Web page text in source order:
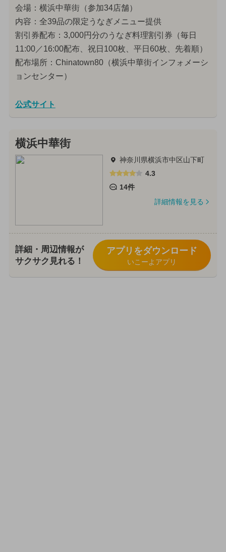
会場：横浜中華街（参加34店舗）
内容：全39品の限定うなぎメニュー提供
割引券配布：3,000円分のうなぎ料理割引券（毎日
11:00／16:00配布、祝日100枚、平日60枚、先着順）
配布場所：Chinatown80（横浜中華街インフォメーシ
ョンセンター）
公式サイト
横浜中華街
神奈川県横浜市中区山下町
4.3
14件
詳細情報を見る
詳細・周辺情報が
サクサク見れる！
アプリをダウンロード
いこーよアプリ